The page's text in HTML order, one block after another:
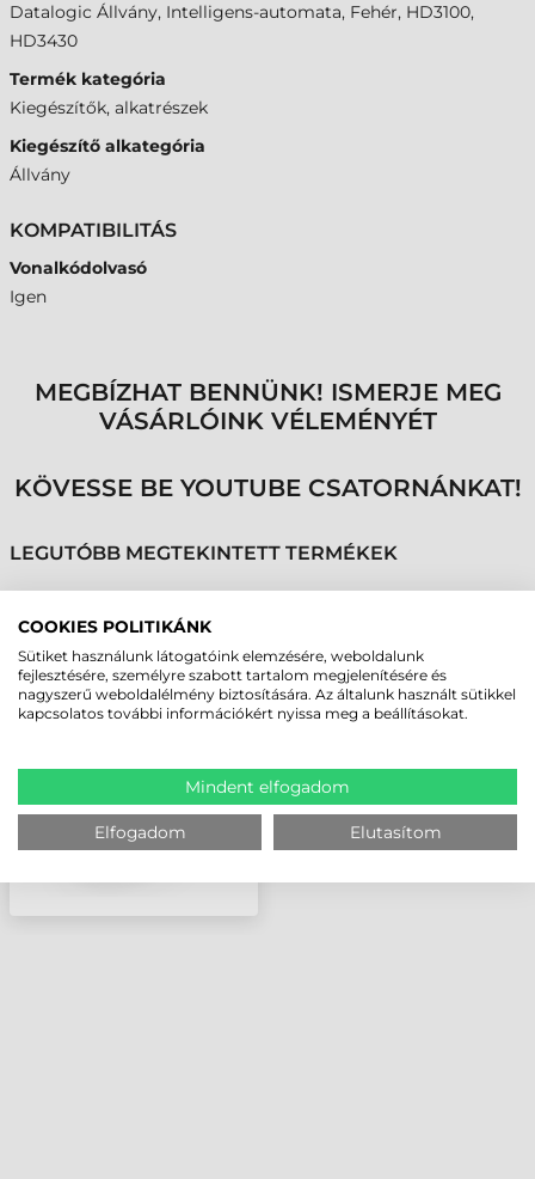
Datalogic Állvány, Intelligens-automata, Fehér, HD3100,
HD3430
Termék kategória
Kiegészítők, alkatrészek
Kiegészítő alkategória
Állvány
KOMPATIBILITÁS
Vonalkódolvasó
Igen
MEGBÍZHAT BENNÜNK! ISMERJE MEG
VÁSÁRLÓINK VÉLEMÉNYÉT
KÖVESSE BE YOUTUBE CSATORNÁNKAT!
LEGUTÓBB MEGTEKINTETT TERMÉKEK
DATALOGIC ÁLLVÁNY,
INTELLIGENS-
AUTOMATA, FEHÉR,
HD3100, HD3430
COOKIES POLITIKÁNK
Sütiket használunk látogatóink elemzésére, weboldalunk
fejlesztésére, személyre szabott tartalom megjelenítésére és
nagyszerű weboldalélmény biztosítására. Az általunk használt sütikkel
kapcsolatos további információkért nyissa meg a beállításokat.
Mindent elfogadom
Elfogadom Elutasítom